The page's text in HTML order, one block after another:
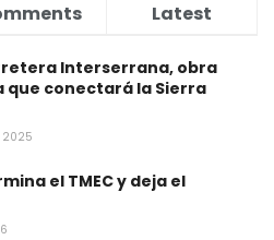
Latest
Interserrana, obra
que conectará la Sierra
2025
el TMEC y deja el